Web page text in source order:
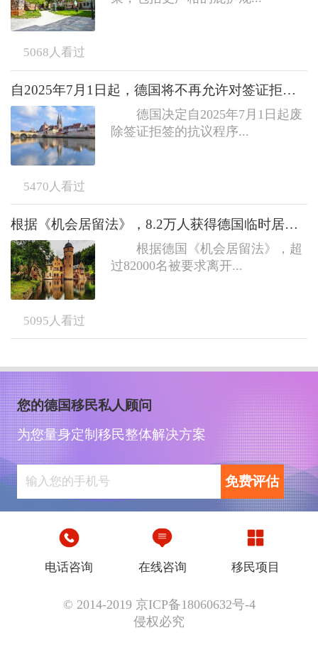
5068 人看过
自2025年7月1日起，德国将不再允许对签证拒签提出行政上诉
德国决定自2025年7月1日起废
除签证拒签的抗议程序...
5470 人看过
根据《机会居留法》，8.2万人获得德国临时居留权
根据德国《机会居留法》，超
过82000名被要求离开...
5095 人看过
您的德国移民私人顾问
为您量身定制移民整体解决方案
免费评估
电话咨询 在线咨询 移民项目
© 2014-2019 京ICP备18060632号-4
侵权必究